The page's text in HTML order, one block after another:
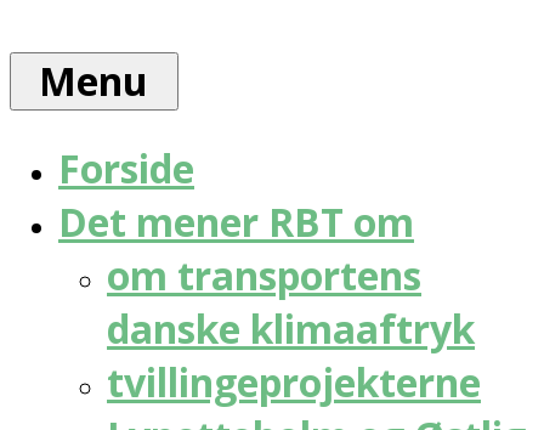
content
for
bæredygtig
trafik
Menu
Forside
Det mener RBT om
om transportens
danske klimaaftryk
tvillingeprojekterne